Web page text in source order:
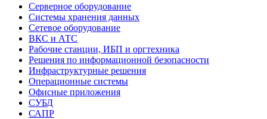
Серверное оборудование
Системы хранения данных
Сетевое оборудование
ВКС и АТС
Рабочие станции, ИБП и оргтехника
Решения по информационной безопасности
Инфраструктурные решения
Операционные системы
Офисные приложения
СУБД
САПР